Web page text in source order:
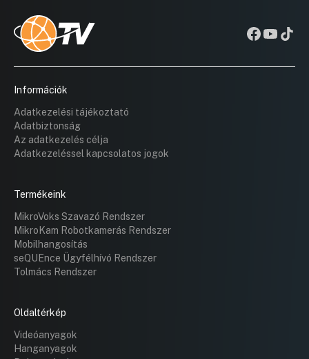
Információk
Adatkezelési tájékoztató
Adatbiztonság
Az adatkezelés célja
Adatkezeléssel kapcsolatos jogok
Termékeink
MikroVoks Szavazó Rendszer
MikroKam Robotkamerás Rendszer
Mobilhangosítás
seQUEnce Ügyfélhívó Rendszer
Tolmács Rendszer
Oldaltérkép
Videóanyagok
Hanganyagok